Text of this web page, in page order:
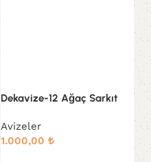
Dekavize-12 Ağaç Sarkıt
Avizeler
1.000,00 ₺